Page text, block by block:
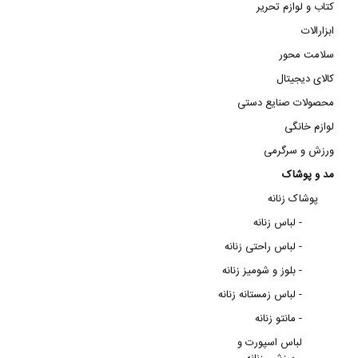
کتاب و لوازم تحریر
ابزارالات
سلامت محور
کالای دیجیتال
محصولات صنایع دستی
لوازم خانگی
ورزش و سرگرمی
مد و پوشاک
پوشاک زنانه
لباس زنانه -
لباس راحتی زنانه -
بلوز و شومیز زنانه -
لباس زمستانه زنانه -
مانتو زنانه -
لباس اسپورت و